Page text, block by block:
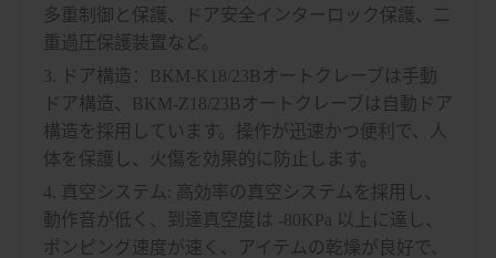
多重制御と保護、ドア安全インターロック保護、二
重過圧保護装置など。
3. ドア構造：BKM-K18/23Bオートクレーブは手動
ドア構造、BKM-Z18/23Bオートクレーブは自動ドア
構造を採用しています。操作が迅速かつ便利で、人
体を保護し、火傷を効果的に防止します。
4. 真空システム: 高効率の真空システムを採用し、
動作音が低く、到達真空度は -80KPa 以上に達し、
ポンピング速度が速く、アイテムの乾燥が良好で、